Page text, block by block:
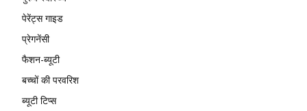
पेरेंट्स गाइड
प्रेगनेंसी
फैशन-ब्यूटी
बच्चों की परवरिश
ब्यूटी टिप्स